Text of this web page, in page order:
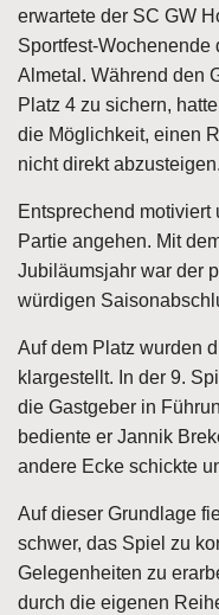
erwartete der SC GW
Sportfest-Wochenende
Almetal. Während den
Platz 4 zu sichern,
die Möglichkeit, einen
nicht direkt abzusteigen.
Entsprechend
Partie angehen. Mit
Jubiläumsjahr war der
würdigen
Auf dem Platz wurden
klargestellt. In der 9.
die Gastgeber in
bediente er Jannik
andere Ecke schickte
Auf dieser Grundlage
schwer, das Spiel zu
Gelegenheiten zu
durch die eigenen